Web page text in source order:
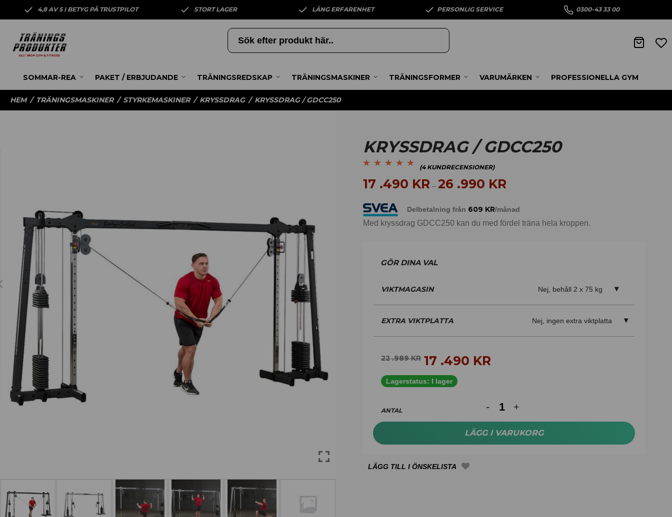
4,8 AV 5 I BETYG PÅ TRUSTPILOT STORT LAGER LÅNG ERFARENHET PERSONLIG SERVICE 0300-43 33 00
SOMMAR-REA PAKET / ERBJUDANDE TRÄNINGSREDSKAP TRÄNINGSMASKINER TRÄNINGSFORMER VARUMÄRKEN PROFESSIONELLA GYM
HEM / TRÄNINGSMASKINER / STYRKEMASKINER / KRYSSDRAG / KRYSSDRAG / GDCC250
KRYSSDRAG / GDCC250
5 baserat på
kundrecensioner
(4KUNDRECENSIONER)
17 .490 KR – 26 .990 KR
Delbetalning från 609 KR/månad
Med kryssdrag GDCC250 kan du med fördel träna hela kroppen.
VIKTMAGASIN Nej, behåll 2 x 75 kg
EXTRA VIKTPLATTA Nej, ingen extra viktplatta
22 .989KR 17 .490 KR
Lagerstatus: I lager
ANTAL
LÄGG I VARUKORG